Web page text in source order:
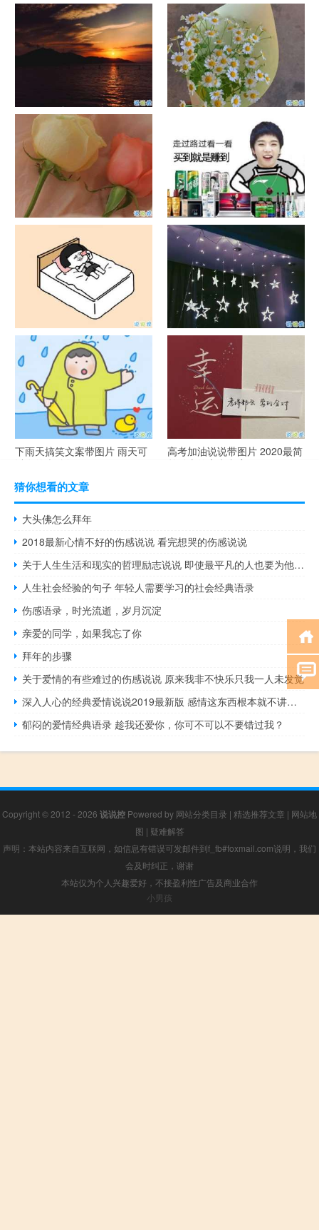
单目摄像头与双目摄像头
晚安励志语录带图片 晚安心语
励志鸡汤
日出文案温柔句子 看日出的微
信说说配图
晒风景照的唯美说说配图 适合
发风景的朋友圈文案
官宣恋爱的说说配图 官宣句子
抖音摆地摊文案 摆地摊的搞笑
说说带图片
谐音梗土味情话大全带图片 油
腻搞笑的土味情话
很酷的霸气句子带图片 最新霸
气说说高冷范
下雨天搞笑文案带图片 雨天可
以发的幽默句子
高考加油说说带图片 2020最简
单励志的高考文案
猜你想看的文章
大头佛怎么拜年
2018最新心情不好的伤感说说 看完想哭的伤感说说
关于人生生活和现实的哲理励志说说 即使最平凡的人也要为他生活的那个世界而奋斗
人生社会经验的句子 年轻人需要学习的社会经典语录
伤感语录，时光流逝，岁月沉淀
亲爱的同学，如果我忘了你
拜年的步骤
关于爱情的有些难过的伤感说说 原来我非不快乐只我一人未发觉
深入人心的经典爱情说说2019最新版 感情这东西根本就不讲道理
郁闷的爱情经典语录 趁我还爱你，你可不可以不要错过我？
Copyright © 2012 - 2026 说说控 Powered by 网站分类目录 | 精选推荐文章 | 网站地
图 | 疑难解答
声明：本站内容来自互联网，如信息有错误可发邮件到f_fb#foxmail.com说明，我们
会及时纠正，谢谢
本站仅为个人兴趣爱好，不接盈利性广告及商业合作
小男孩